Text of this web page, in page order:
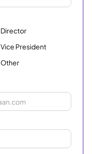
Director
Vice President
Other